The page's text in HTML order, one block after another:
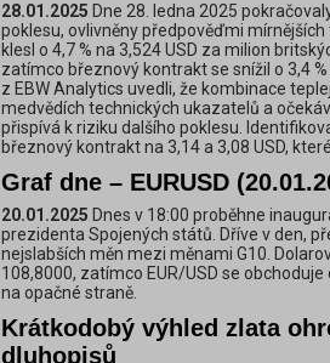
28.01.2025 Dne 28. ledna 2025
poklesu, ovlivněny předpověďmi
klesl o 4,7 % na 3,524 USD za milion
zatímco březnový kontrakt se snížil o 3,4
z EBW Analytics uvedli, že kombinace
medvědích technických ukazatelů a
přispívá k riziku dalšího poklesu.
březnový kontrakt na 3,14 a 3,08 USD,
Graf dne – EURUSD
20.01.2025 Dnes v 18:00 proběhne
prezidenta Spojených států. Dříve v den,
nejslabších měn mezi měnami G10.
108,8000, zatímco EUR/USD se
na opačné straně.
Krátkodobý výhled zlata
dluhopisů